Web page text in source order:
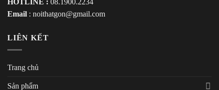
HOTLINE : 08.1900.2234
Email : noithatgon@gmail.com
LIÊN KẾT
Trang chủ
Sản phẩm